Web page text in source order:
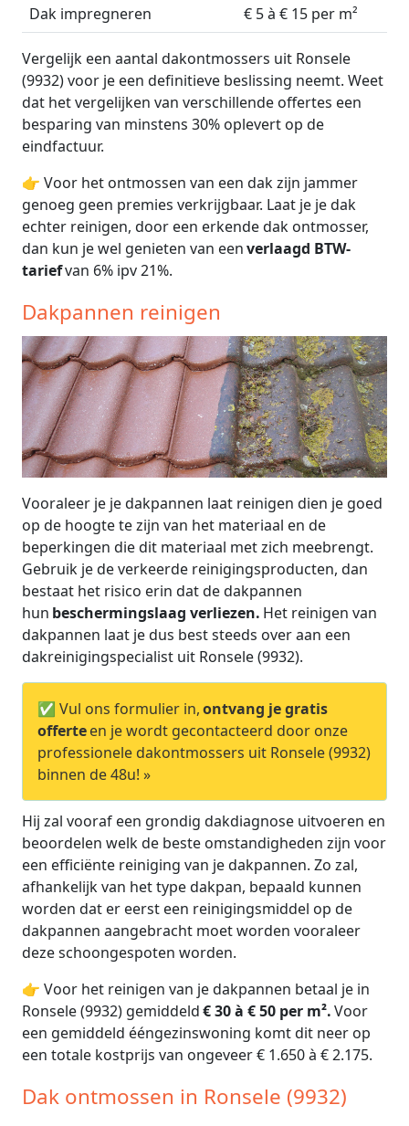
Dak impregneren
€ 5 à € 15 per m²
Vergelijk een aantal dakontmossers uit Ronsele
(9932) voor je een definitieve beslissing neemt. Weet
dat het vergelijken van verschillende offertes een
besparing van minstens 30% oplevert op de
eindfactuur.
👉 Voor het ontmossen van een dak zijn jammer
genoeg geen premies verkrijgbaar. Laat je je dak
echter reinigen, door een erkende dak ontmosser,
dan kun je wel genieten van eenverlaagd BTW-
tariefvan 6% ipv 21%.
Dakpannen reinigen
Vooraleer je je dakpannen laat reinigen dien je goed
op de hoogte te zijn van het materiaal en de
beperkingen die dit materiaal met zich meebrengt.
Gebruik je de verkeerde reinigingsproducten, dan
bestaat het risico erin dat de dakpannen
hun beschermingslaag verliezen. Het reinigen van
dakpannen laat je dus best steeds over aan een
dakreinigingspecialist uit Ronsele (9932).
✅ Vul ons formulier in,ontvang je gratis
offerteen je wordt gecontacteerd door onze
professionele dakontmossers uit Ronsele (9932)
binnen de 48u! »
Hij zal vooraf een grondig dakdiagnose uitvoeren en
beoordelen welk de beste omstandigheden zijn voor
een efficiënte reiniging van je dakpannen. Zo zal,
afhankelijk van het type dakpan, bepaald kunnen
worden dat er eerst een reinigingsmiddel op de
dakpannen aangebracht moet worden vooraleer
deze schoongespoten worden.
👉 Voor het reinigen van je dakpannen betaal je in
Ronsele (9932) gemiddeld€ 30 à € 50 per m².Voor
een gemiddeld ééngezinswoning komt dit neer op
een totale kostprijs van ongeveer € 1.650 à € 2.175.
Dak ontmossen in Ronsele (9932)